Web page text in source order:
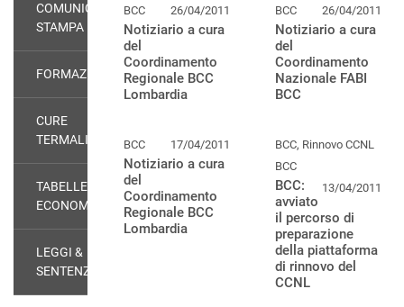
COMUNICATI
STAMPA
FORMAZIONE
CURE
TERMALI
TABELLE
ECONOMICHE
LEGGI &
SENTENZE
BCC 26/04/2011
Notiziario a cura
del
Coordinamento
Regionale BCC
Lombardia
BCC 26/04/2011
Notiziario a cura
del
Coordinamento
Nazionale FABI
BCC
BCC 17/04/2011
Notiziario a cura
del
Coordinamento
Regionale BCC
Lombardia
BCC, Rinnovo CCNL
BCC
13/04/2011
BCC:
avviato
il percorso di
preparazione
della piattaforma
di rinnovo del
CCNL